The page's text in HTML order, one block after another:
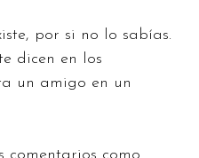
por si no lo sabías.
dicen en los
un amigo en un